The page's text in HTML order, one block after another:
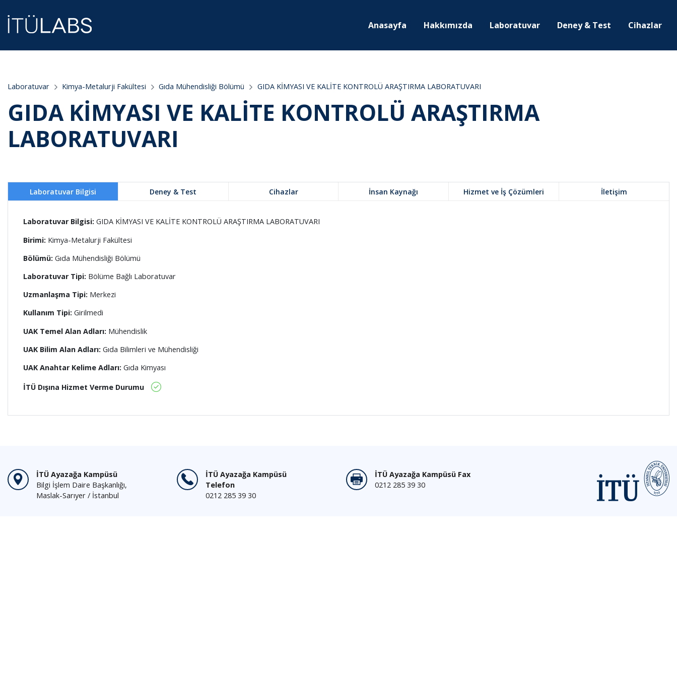
Anasayfa Hakkımızda Laboratuvar Deney & Test Cihazlar
Laboratuvar Kimya-Metalurji Fakültesi Gıda Mühendisliği Bölümü GIDA KİMYASI VE KALİTE KONTROLÜ ARAŞTIRMA LABORATUVARI
GIDA KİMYASI VE KALİTE KONTROLÜ ARAŞTIRMA
LABORATUVARI
Laboratuvar Bilgisi Deney & Test Cihazlar İnsan Kaynağı Hizmet ve İş Çözümleri İletişim
Laboratuvar Bilgisi: GIDA KİMYASI VE KALİTE KONTROLÜ ARAŞTIRMA LABORATUVARI
Birimi: Kimya-Metalurji Fakültesi
Bölümü: Gıda Mühendisliği Bölümü
Laboratuvar Tipi: Bölüme Bağlı Laboratuvar
Uzmanlaşma Tipi: Merkezi
Kullanım Tipi: Girilmedi
UAK Temel Alan Adları: Mühendislik
UAK Bilim Alan Adları: Gıda Bilimleri ve Mühendisliği
UAK Anahtar Kelime Adları: Gıda Kimyası
İTÜ Dışına Hizmet Verme Durumu
İTÜ Ayazağa Kampüsü
Bilgi İşlem Daire Başkanlığı,
Maslak-Sarıyer / İstanbul
İTÜ Ayazağa Kampüsü
Telefon
0212 285 39 30
İTÜ Ayazağa Kampüsü Fax
0212 285 39 30